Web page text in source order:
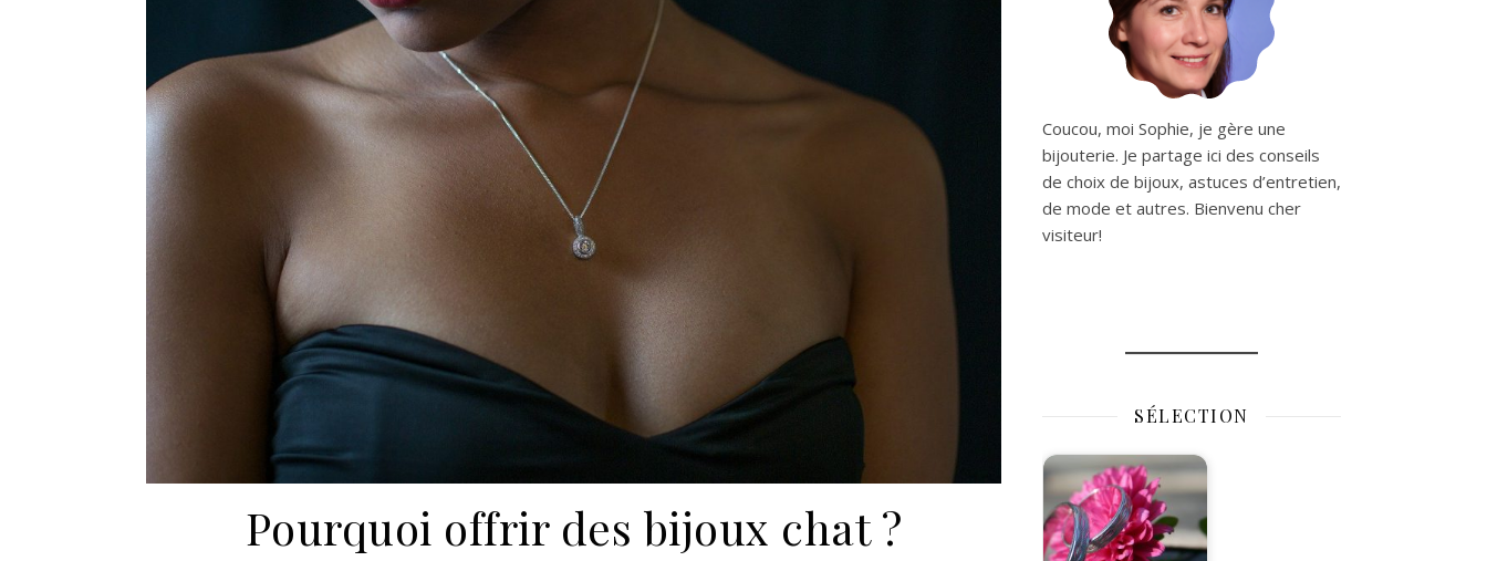
Pourquoi offrir des bijoux chat ?
Coucou, moi Sophie, je gère une
bijouterie. Je partage ici des conseils
de choix de bijoux, astuces d’entretien,
de mode et autres. Bienvenu cher
visiteur!
SÉLECTION